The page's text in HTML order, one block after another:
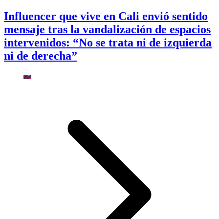
Influencer que vive en Cali envió sentido
mensaje tras la vandalización de espacios
intervenidos: “No se trata ni de izquierda
ni de derecha”